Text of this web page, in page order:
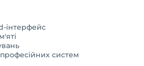
інтерфейс
систем